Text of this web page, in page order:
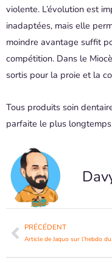
violente. L’évolution est
inadaptées, mais elle
moindre avantage suffit
compétition. Dans le
sortis pour la proie et la
Tous produits soin
parfaite le plus
Précédent
PRÉCÉDENT